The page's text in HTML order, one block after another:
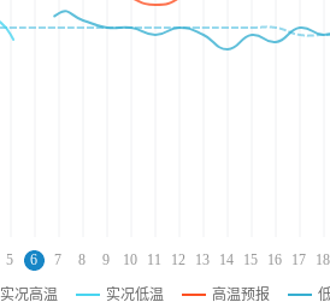
5 6 7 8 9 10 11 12 13 14 15 16 17 18
实况高温 实况低温 高温预报